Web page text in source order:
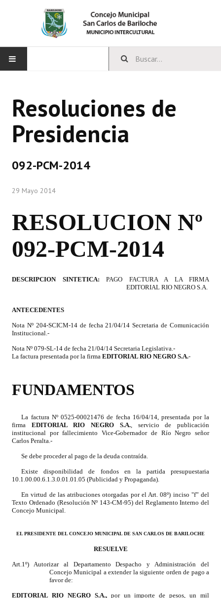
CONCEJO
Bloques Políticos
Comisiones Permanentes
Comisiones Especiales
Programas
LEGISLACIÓN
Constitución Nacional
Reglamento Interno
Digesto
Informes de Gestión
Proyectos Presentados
Dictámenes Asesoría Letrada
Actas de Sesión
Informes de Unidad Coordinadora
NORMATIVA
Resoluciones de
Presidencia
092-PCM-2014
29 Mayo 2014
RESOLUCION Nº
092-PCM-2014
DESCRIPCION SINTETICA: PAGO FACTURA A LA FIRMA
EDITORIAL RIO NEGRO S.A.
ANTECEDENTES
Nota Nº 204-SCICM-14 de fecha 21/04/14 Secretaria de Comunicación
Institucional.-
Nota Nº 079-SL-14 de fecha 21/04/14 Secretaria Legislativa.-
La factura presentada por la firma EDITORIAL RIO NEGRO S.A.-
FUNDAMENTOS
La factura Nº 0525-00021476 de fecha 16/04/14, presentada por la
firma EDITORIAL RIO NEGRO S.A., servicio de publicación
institucional por fallecimiento Vice-Gobernador de Río Negro señor
Carlos Peralta.-
Se debe proceder al pago de la deuda contraída.
Existe disponibilidad de fondos en la partida presupuestaria
10.1.00.00.6.1.3.0.01.01.05 (Publicidad y Propaganda).
En virtud de las atribuciones otorgadas por el Art. 08º) inciso "f” del
Texto Ordenado (Resolución Nº 143-CM-95) del Reglamento Interno del
Concejo Municipal.
EL PRESIDENTE DEL CONCEJO MUNICIPAL DE SAN CARLOS DE BARILOCHE
RESUELVE
Art.1º) Autorizar al Departamento Despacho y Administración del
Concejo Municipal a extender la siguiente orden de pago a
favor de:
EDITORIAL RIO NEGRO S.A.,por un importe de pesos, un mil